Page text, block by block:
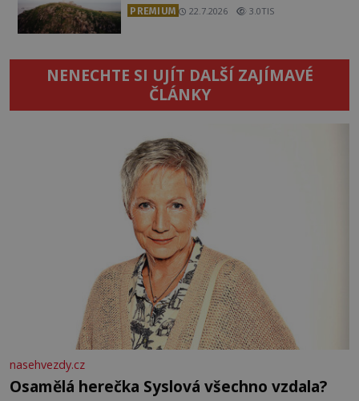
PREMIUM 22.7.2026 3.0TIS
NENECHTE SI UJÍT DALŠÍ ZAJÍMAVÉ
ČLÁNKY
nasehvezdy.cz
Osamělá herečka Syslová všechno vzdala?